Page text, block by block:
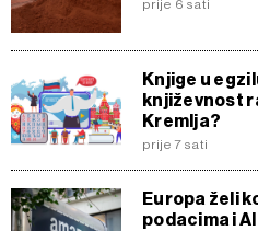
prije 6 sati
Knjige u
književnost
Kremlja?
prije 7 sati
Europa želi
podacima i